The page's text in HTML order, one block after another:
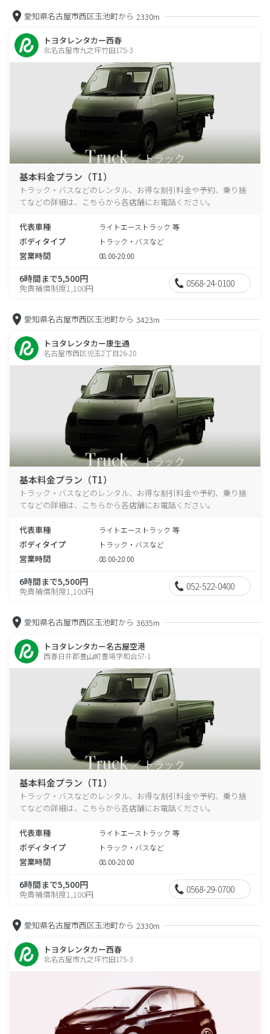
愛知県名古屋市西区玉池町から 2330m
トヨタレンタカー西春
北名古屋市九之坪竹田175-3
基本料金プラン（T1）
トラック・バスなどのレンタル、お得な割引料金や予約、乗り捨
てなどの詳細は、こちらから各店舗にお電話ください。
代表車種 ライトエーストラック 等
ボディタイプ トラック・バスなど
営業時間 08:00-20:00
6時間まで5,500円
免責補償制度1,100円 0568-24-0100
愛知県名古屋市西区玉池町から 3423m
トヨタレンタカー康生通
名古屋市西区児玉2丁目26-20
基本料金プラン（T1）
トラック・バスなどのレンタル、お得な割引料金や予約、乗り捨
てなどの詳細は、こちらから各店舗にお電話ください。
代表車種 ライトエーストラック 等
ボディタイプ トラック・バスなど
営業時間 08:00-20:00
6時間まで5,500円
免責補償制度1,100円 052-522-0400
愛知県名古屋市西区玉池町から 3635m
トヨタレンタカー名古屋空港
西春日井郡豊山町豊場字和合57-1
基本料金プラン（T1）
トラック・バスなどのレンタル、お得な割引料金や予約、乗り捨
てなどの詳細は、こちらから各店舗にお電話ください。
代表車種 ライトエーストラック 等
ボディタイプ トラック・バスなど
営業時間 08:00-20:00
6時間まで5,500円
免責補償制度1,100円 0568-29-0700
愛知県名古屋市西区玉池町から 2330m
トヨタレンタカー西春
北名古屋市九之坪竹田175-3